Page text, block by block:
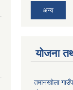
अन्य
योजना
तमानखोला